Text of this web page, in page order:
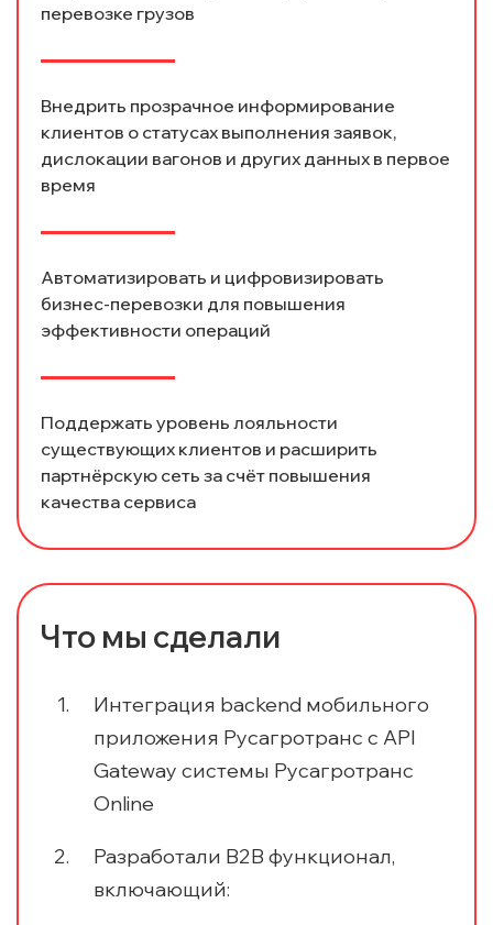
перевозке грузов
Внедрить прозрачное информирование
клиентов о статусах выполнения заявок,
дислокации вагонов и других данных в первое
время
Автоматизировать и цифровизировать
бизнес-перевозки для повышения
эффективности операций
Поддержать уровень лояльности
существующих клиентов и расширить
партнёрскую сеть за счёт повышения
качества сервиса
Что мы сделали
Интеграция backend мобильного
приложения Русагротранс с API
Gateway системы Русагротранс
Online
Разработали B2B функционал,
включающий: